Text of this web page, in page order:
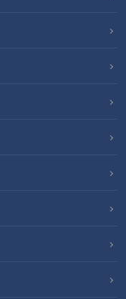
持たれたの、初めて」と
も挑戦！